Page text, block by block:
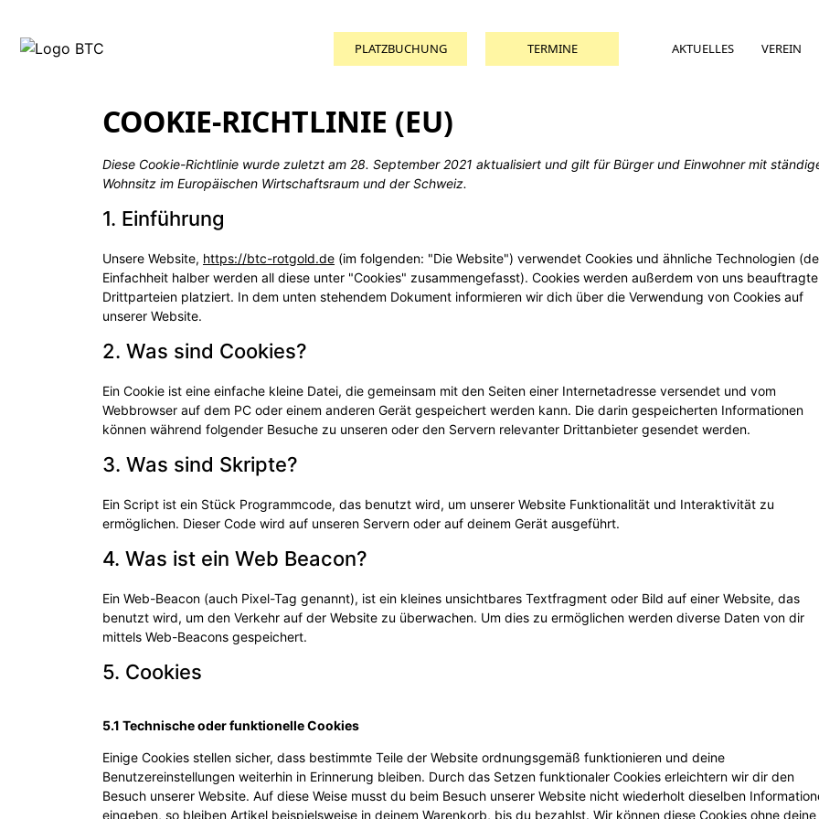
PLATZBUCHUNG TERMINE AKTUELLES VEREIN
COOKIE-RICHTLINIE (EU)
Diese Cookie-Richtlinie wurde zuletzt am 28. September 2021 aktualisiert und gilt für Bürger und Einwohner mit
Wohnsitz im Europäischen Wirtschaftsraum und der Schweiz.
1. Einführung
Unsere Website, https://btc-rotgold.de (im folgenden: "Die Website") verwendet Cookies und ähnliche Technologien
Einfachheit halber werden all diese unter "Cookies" zusammengefasst). Cookies werden außerdem von uns
Drittparteien platziert. In dem unten stehendem Dokument informieren wir dich über die Verwendung von Cookies auf
unserer Website.
2. Was sind Cookies?
Ein Cookie ist eine einfache kleine Datei, die gemeinsam mit den Seiten einer Internetadresse versendet und vom
Webbrowser auf dem PC oder einem anderen Gerät gespeichert werden kann. Die darin gespeicherten Informationen
können während folgender Besuche zu unseren oder den Servern relevanter Drittanbieter gesendet werden.
3. Was sind Skripte?
Ein Script ist ein Stück Programmcode, das benutzt wird, um unserer Website Funktionalität und Interaktivität zu
ermöglichen. Dieser Code wird auf unseren Servern oder auf deinem Gerät ausgeführt.
4. Was ist ein Web Beacon?
Ein Web-Beacon (auch Pixel-Tag genannt), ist ein kleines unsichtbares Textfragment oder Bild auf einer Website, das
benutzt wird, um den Verkehr auf der Website zu überwachen. Um dies zu ermöglichen werden diverse Daten von dir
mittels Web-Beacons gespeichert.
5. Cookies
5.1 Technische oder funktionelle Cookies
Einige Cookies stellen sicher, dass bestimmte Teile der Website ordnungsgemäß funktionieren und deine
Benutzereinstellungen weiterhin in Erinnerung bleiben. Durch das Setzen funktionaler Cookies erleichtern wir dir den
Besuch unserer Website. Auf diese Weise musst du beim Besuch unserer Website nicht wiederholt dieselben
eingeben, so bleiben Artikel beispielsweise in deinem Warenkorb, bis du bezahlst. Wir können diese Cookies ohne deine